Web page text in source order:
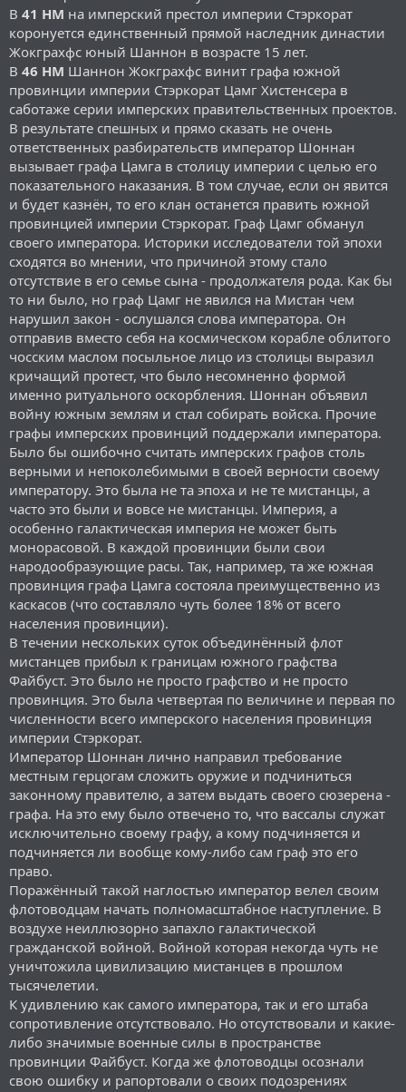
В 41 НМ на имперский престол империи Стэркорат
коронуется единственный прямой наследник династии
Жокграхфс юный Шаннон в возрасте 15 лет.
В 46 НМ Шаннон Жокграхфс винит графа южной
провинции империи Стэркорат Цамг Хистенсера в
саботаже серии имперских правительственных проектов.
В результате спешных и прямо сказать не очень
ответственных разбирательств император Шоннан
вызывает графа Цамга в столицу империи с целью его
показательного наказания. В том случае, если он явится
и будет казнён, то его клан останется править южной
провинцией империи Стэркорат. Граф Цамг обманул
своего императора. Историки исследователи той эпохи
сходятся во мнении, что причиной этому стало
отсутствие в его семье сына - продолжателя рода. Как бы
то ни было, но граф Цамг не явился на Мистан чем
нарушил закон - ослушался слова императора. Он
отправив вместо себя на космическом корабле облитого
чосским маслом посыльное лицо из столицы выразил
кричащий протест, что было несомненно формой
именно ритуального оскорбления. Шоннан объявил
войну южным землям и стал собирать войска. Прочие
графы имперских провинций поддержали императора.
Было бы ошибочно считать имперских графов столь
верными и непоколебимыми в своей верности своему
императору. Это была не та эпоха и не те мистанцы, а
часто это были и вовсе не мистанцы. Империя, а
особенно галактическая империя не может быть
монорасовой. В каждой провинции были свои
народообразующие расы. Так, например, та же южная
провинция графа Цамга состояла преимущественно из
каскасов (что составляло чуть более 18% от всего
населения провинции).
В течении нескольких суток объединённый флот
мистанцев прибыл к границам южного графства
Файбуст. Это было не просто графство и не просто
провинция. Это была четвертая по величине и первая по
численности всего имперского населения провинция
империи Стэркорат.
Император Шоннан лично направил требование
местным герцогам сложить оружие и подчиниться
законному правителю, а затем выдать своего сюзерена -
графа. На это ему было отвечено то, что вассалы служат
исключительно своему графу, а кому подчиняется и
подчиняется ли вообще кому-либо сам граф это его
право.
Поражённый такой наглостью император велел своим
флотоводцам начать полномасштабное наступление. В
воздухе неиллюзорно запахло галактической
гражданской войной. Войной которая некогда чуть не
уничтожила цивилизацию мистанцев в прошлом
тысячелетии.
К удивлению как самого императора, так и его штаба
сопротивление отсутствовало. Но отсутствовали и какие-
либо значимые военные силы в пространстве
провинции Файбуст. Когда же флотоводцы осознали
свою ошибку и рапортовали о своих подозрениях